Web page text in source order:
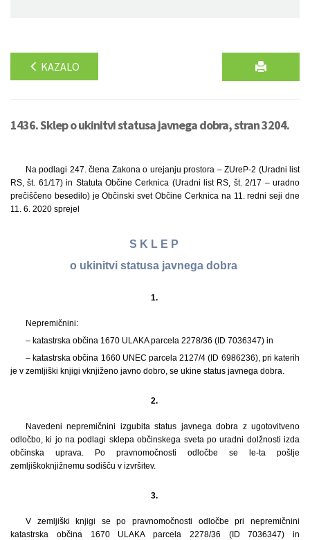
KAZALO
1436. Sklep o ukinitvi statusa javnega dobra, stran 3204.
Na podlagi 247. člena Zakona o urejanju prostora – ZUreP-2 (Uradni list
RS, št. 61/17) in Statuta Občine Cerknica (Uradni list RS, št. 2/17 – uradno
prečiščeno besedilo) je Občinski svet Občine Cerknica na 11. redni seji dne
11. 6. 2020 sprejel
S K L E P
o ukinitvi statusa javnega dobra
1.
Nepremičnini:
– katastrska občina 1670 ULAKA parcela 2278/36 (ID 7036347) in
– katastrska občina 1660 UNEC parcela 2127/4 (ID 6986236), pri katerih
je v zemljiški knjigi vknjiženo javno dobro, se ukine status javnega dobra.
2.
Navedeni nepremičnini izgubita status javnega dobra z ugotovitveno
odločbo, ki jo na podlagi sklepa občinskega sveta po uradni dolžnosti izda
občinska uprava. Po pravnomočnosti odločbe se le-ta pošlje
zemljiškoknjižnemu sodišču v izvršitev.
3.
V zemljiški knjigi se po pravnomočnosti odločbe pri nepremičnini
katastrska občina 1670 ULAKA parcela 2278/36 (ID 7036347) in